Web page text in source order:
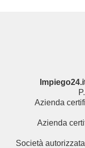
Azienda
Azienda
Società